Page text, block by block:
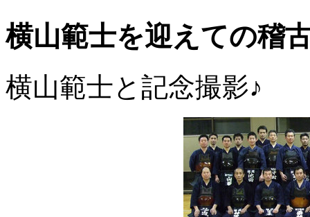
横山範士を迎えての稽
横山範士と記念撮影♪